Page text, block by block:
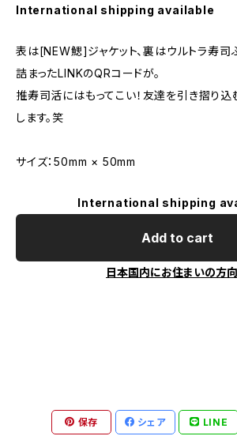
International shipping available
表は[NEW鰓]ジャケット、裏はウルトラ寿司
詰まったLINKのQRコードが。
推寿司活にはもってこい！友達を引き摺り
します。笑
サイズ：50mm × 50mm
International shipping
Add to cart
日本国内にお住まいの方
保存 シェア LINE